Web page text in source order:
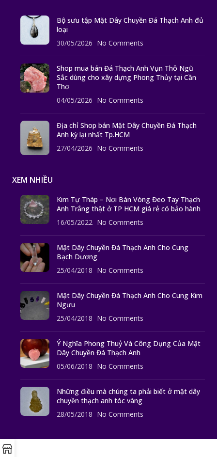
Bộ sưu tập Mặt Dây Chuyền Đá Thạch Anh đủ
loại
30/05/2026 No Comments
Shop mua bán Đá Thạch Anh Vụn Thô Ngũ
Sắc dùng cho xây dựng Phong Thủy tại Cần
Thơ
04/05/2026 No Comments
Địa chỉ Shop bán Mặt Dây Chuyền Đá Thạch
Anh kỳ lại nhất Tp.HCM
27/04/2026 No Comments
XEM NHIỀU
Kim Tự Tháp – Nơi Bán Vòng Đeo Tay Thạch
Anh Trắng thật ở TP HCM giá rẻ có bảo hành
16/05/2022 No Comments
Mặt Dây Chuyền Đá Thạch Anh Cho Cung
Bạch Dương
25/04/2018 No Comments
Mặt Dây Chuyền Đá Thạch Anh Cho Cung Kim
Ngưu
25/04/2018 No Comments
Ý Nghĩa Phong Thuỷ Và Công Dụng Của Mặt
Dây Chuyền Đá Thạch Anh
05/06/2018 No Comments
Những điều mà chúng ta phải biết ở mặt dây
chuyền thạch anh tóc vàng
28/05/2018 No Comments